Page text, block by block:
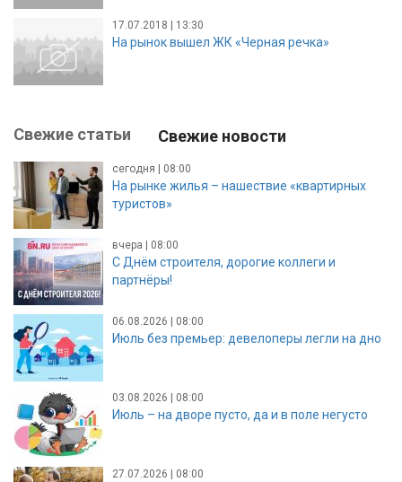
17.07.2018 | 13:30
На рынок вышел ЖК «Черная речка»
Свежие статьи Свежие новости
сегодня | 08:00
На рынке жилья – нашествие «квартирных
туристов»
вчера | 08:00
С Днём строителя, дорогие коллеги и
партнёры!
06.08.2026 | 08:00
Июль без премьер: девелоперы легли на дно
03.08.2026 | 08:00
Июль – на дворе пусто, да и в поле негусто
27.07.2026 | 08:00